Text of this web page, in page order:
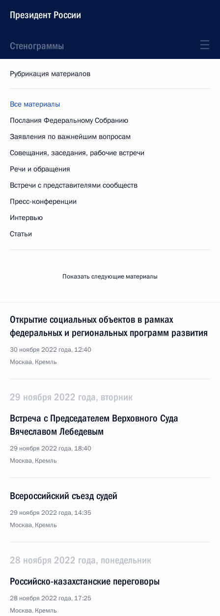
Президент России
Стенограммы
Рубрикация материалов
Все материалы
Послания Федеральному Собранию
Заявления по важнейшим вопросам
Совещания, заседания, рабочие встречи
Речи и обращения
Встречи с представителями сообществ
Пресс-конференции
Интервью
Статьи
Показать следующие материалы
Открытие социальных объектов в рамках
федеральных и региональных программ развития
30 ноября 2022 года, 12:40
Москва, Кремль
29 ноября 2022 года, вторник
Встреча с Председателем Верховного Суда
Вячеславом Лебедевым
29 ноября 2022 года, 18:40
Москва, Кремль
Всероссийский съезд судей
29 ноября 2022 года, 14:35
Москва, Кремль
28 ноября 2022 года, понедельник
Российско-казахстанские переговоры
28 ноября 2022 года, 17:25
Москва, Кремль